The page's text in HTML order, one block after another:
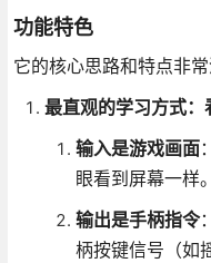
功能特色
它的核心思路和特点非常
最直观的学习方式：
输入是游戏画面
眼看到屏幕一样。
输出是手柄指令
柄按键信号（如